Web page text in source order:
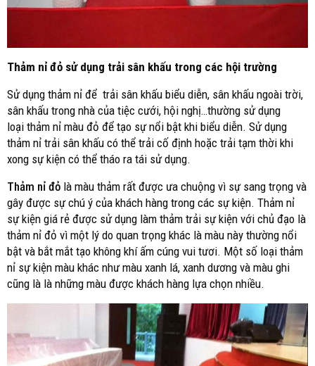
Thảm nỉ đỏ sử dụng trải sân khấu trong các hội trường
Sử dụng thảm nỉ để trải sân khấu biểu diễn, sân khấu ngoài trời,
sân khấu trong nhà của tiệc cưới, hội nghị…thường sử dụng
loại thảm nỉ màu đỏ để tạo sự nổi bật khi biểu diễn. Sử dụng
thảm nỉ trải sân khấu có thể trải cố định hoặc trải tạm thời khi
xong sự kiện có thể tháo ra tái sử dụng.
Thảm nỉ đỏ là màu thảm rất được ưa chuộng vì sự sang trọng và
gây được sự chú ý của khách hàng trong các sự kiện. Thảm nỉ
sự kiện giá rẻ được sử dụng làm thảm trải sự kiện với chủ đạo là
thảm nỉ đỏ vì một lý do quan trọng khác là màu này thường nổi
bật và bắt mắt tạo không khí ấm cúng vui tươi. Một số loại thảm
nỉ sự kiện màu khác như màu xanh lá, xanh dương và màu ghi
cũng là là những màu được khách hàng lựa chọn nhiều.